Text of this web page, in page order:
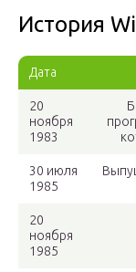
История
Дата
20
ноября
1983
30 июля
1985
20
ноября
1985